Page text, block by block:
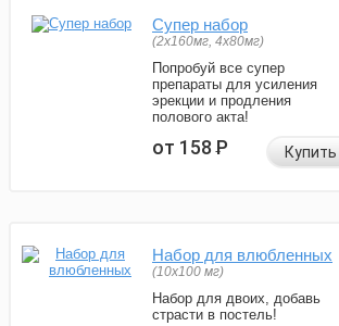
Супер набор
(2х160мг, 4х80мг)
Попробуй все супер
препараты для усиления
эрекции и продления
полового акта!
от 158Р Купить
Набор для влюбленных
(10х100 мг)
Набор для двоих, добавь
страсти в постель!